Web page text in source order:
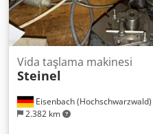
Eisenbach (Hochschwarzwald)
2.382 km
Vida taşlama makinesi
Steinel